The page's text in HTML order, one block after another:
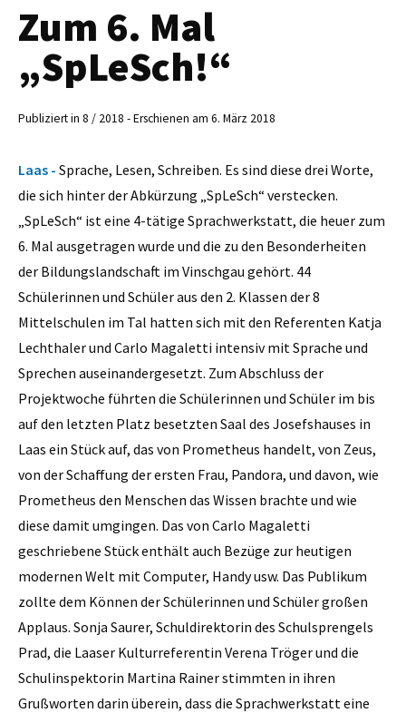
Zum 6. Mal
„SpLeSch!“
Publiziert in 8 / 2018 - Erschienen am 6. März 2018
Laas - Sprache, Lesen, Schreiben. Es sind diese drei Worte,
die sich hinter der Abkürzung „SpLeSch“ verstecken.
„SpLeSch“ ist eine 4-tätige Sprachwerkstatt, die heuer zum
6. Mal ausgetragen wurde und die zu den Besonderheiten
der Bildungslandschaft im Vinschgau gehört. 44
Schülerinnen und Schüler aus den 2. Klassen der 8
Mittelschulen im Tal hatten sich mit den Referenten Katja
Lechthaler und Carlo Magaletti intensiv mit Sprache und
Sprechen auseinandergesetzt. Zum Abschluss der
Projektwoche führten die Schülerinnen und Schüler im bis
auf den letzten Platz besetzten Saal des Josefshauses in
Laas ein Stück auf, das von Prometheus handelt, von Zeus,
von der Schaffung der ersten Frau, Pandora, und davon, wie
Prometheus den Menschen das Wissen brachte und wie
diese damit umgingen. Das von Carlo Magaletti
geschriebene Stück enthält auch Bezüge zur heutigen
modernen Welt mit Computer, Handy usw. Das Publikum
zollte dem Können der Schülerinnen und Schüler großen
Applaus. Sonja Saurer, Schuldirektorin des Schulsprengels
Prad, die Laaser Kulturreferentin Verena Tröger und die
Schulinspektorin Martina Rainer stimmten in ihren
Grußworten darin überein, dass die Sprachwerkstatt eine